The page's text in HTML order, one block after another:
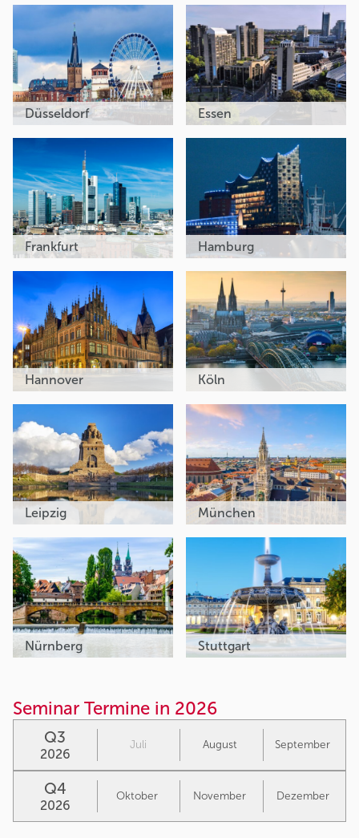
Düsseldorf Essen
Frankfurt Hamburg
Hannover Köln
Leipzig München
Nürnberg Stuttgart
Seminar Termine in 2026
Q3
2026
Juli August September
Q4
2026
Oktober November Dezember